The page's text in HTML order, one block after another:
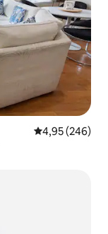
4,95 av 5 i
4,95 (246)